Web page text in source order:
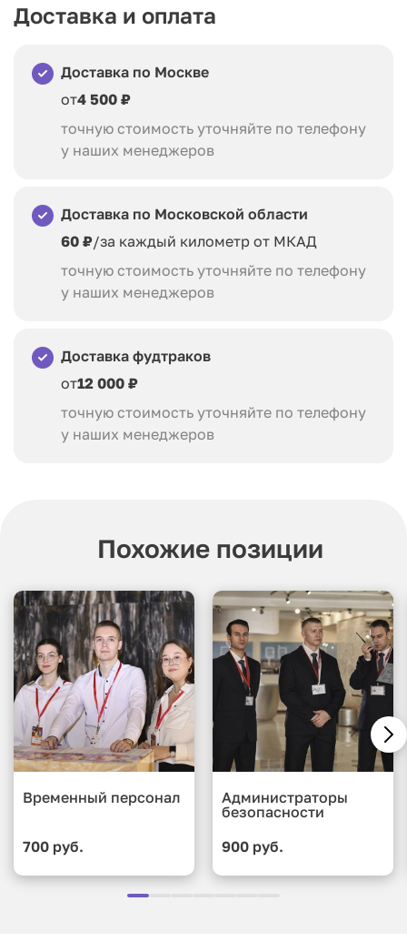
Доставка и оплата
Доставка по Москве
от4 500 ₽
точную стоимость уточняйте по телефону
у наших менеджеров
Доставка по Московской области
60 ₽/за каждый километр от МКАД
точную стоимость уточняйте по телефону
у наших менеджеров
Доставка фудтраков
от12 000 ₽
точную стоимость уточняйте по телефону
у наших менеджеров
Похожие позиции
Временный персонал
700 руб.
Администраторы
безопасности
900 руб.